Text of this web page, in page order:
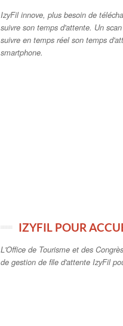
IzyFil innove, plus besoin de
suivre son temps d'attente. Un
suivre en temps réel son temps
smartphone.
IZYFIL POUR
L'Office de Tourisme et des
de gestion de file d'attente IzyFil